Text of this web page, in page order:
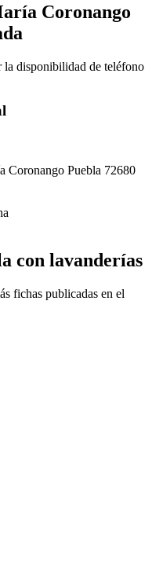
Coronango
la disponibilidad de teléfono
Coronango Puebla 72680
con lavanderías
fichas publicadas en el